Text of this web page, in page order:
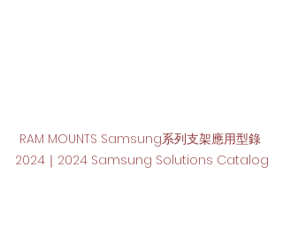
RAM MOUNTS Samsung系列支架應用型錄
2024｜2024 Samsung Solutions Catalog